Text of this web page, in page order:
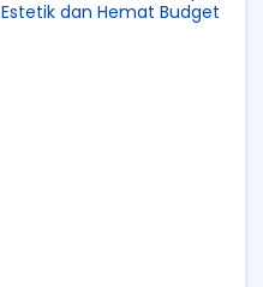
Estetik dan Hemat Budget